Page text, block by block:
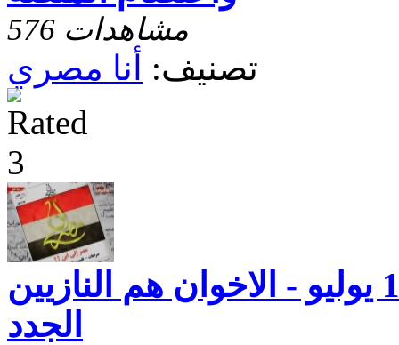
576 مشاهدات
تصنيف: أنا مصري
انا مصرى - حلقة 10 يوليو - الاخوان هم النازيين
الجدد